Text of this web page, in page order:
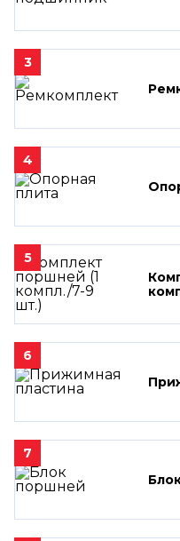
3
4
5
6
7